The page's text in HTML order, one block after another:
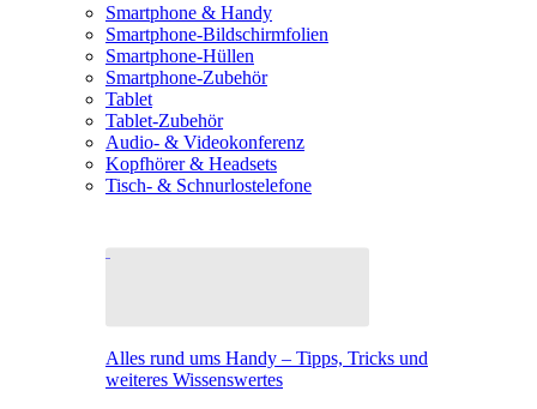
Smartphone & Handy
Smartphone-Bildschirmfolien
Smartphone-Hüllen
Smartphone-Zubehör
Tablet
Tablet-Zubehör
Audio- & Videokonferenz
Kopfhörer & Headsets
Tisch- & Schnurlostelefone
Alles rund ums Handy – Tipps, Tricks und
weiteres Wissenswertes